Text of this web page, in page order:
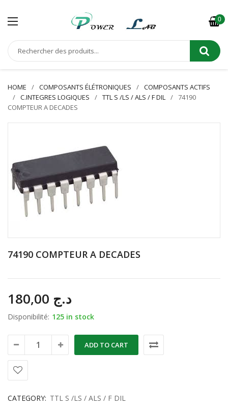
0
HOME COMPOSANTS ÉLÉTRONIQUES
COMPOSANTS ACTIFS
C.INTEGRES LOGIQUES
TTL S /LS / ALS / F DIL
74190
COMPTEUR A DECADES
74190 COMPTEUR A DECADES
د.ج
Disponibilité: 125 in stock
ADD TO CART
CATEGORY: TTL S /LS / ALS / F DIL